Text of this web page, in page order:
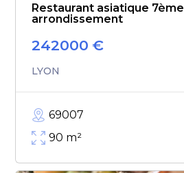
Restaurant asiatique 7ème
arrondissement
242000 €
LYON
69007
90 m²